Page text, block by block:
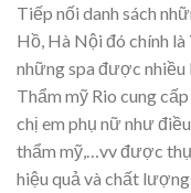
Tiếp nối danh sách
Hồ, Hà Nội đó chính là
những spa được nhiều
Thẩm mỹ Rio cung
chị em phụ nữ như
thẩm mỹ,…vv được
hiệu quả và chất